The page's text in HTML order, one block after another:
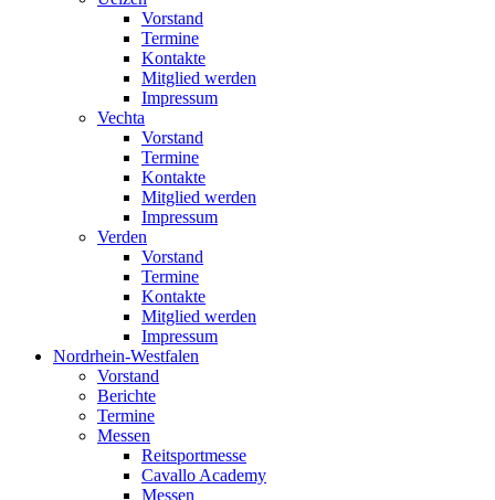
Vorstand
Termine
Kontakte
Mitglied werden
Impressum
Vechta
Vorstand
Termine
Kontakte
Mitglied werden
Impressum
Verden
Vorstand
Termine
Kontakte
Mitglied werden
Impressum
Nordrhein-Westfalen
Vorstand
Berichte
Termine
Messen
Reitsportmesse
Cavallo Academy
Messen